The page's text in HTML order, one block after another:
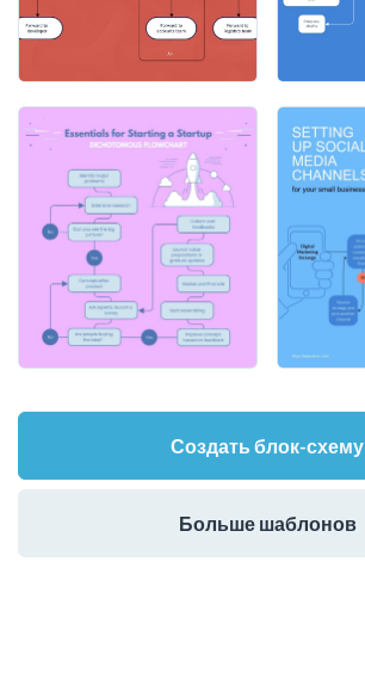
Создать блок-схему
Больше шаблонов